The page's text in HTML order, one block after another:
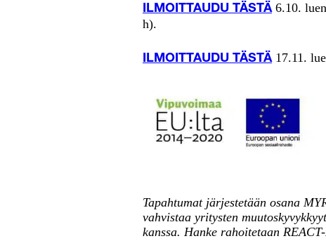
ILMOITTAUDU TÄSTÄ6.10.
h).
ILMOITTAUDU TÄSTÄ17.11.
Tapahtumat järjestetään osana
vahvistaa yritysten
kanssa. Hanke rahoitetaan